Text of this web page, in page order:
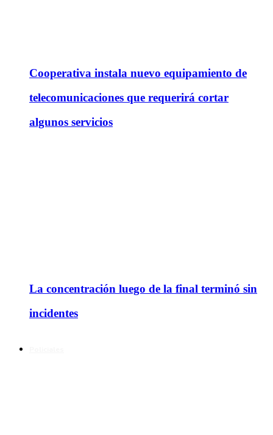
Cooperativa instala nuevo equipamiento de
telecomunicaciones que requerirá cortar
algunos servicios
La concentración luego de la final terminó sin
incidentes